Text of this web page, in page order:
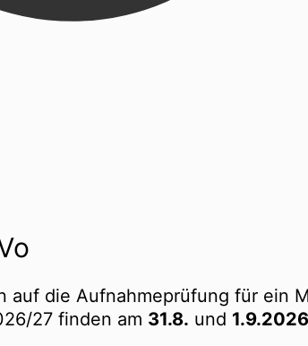
auf die Aufnahmeprüfung für ein
27 finden am 31.8. und 1.9.2026